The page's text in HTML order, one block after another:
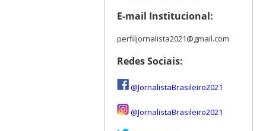
E-mail Institucional:
perfiljornalista2021@gmail.com
Redes Sociais:
@JornalistaBrasileiro2021
@JornalistaBrasileiro2021